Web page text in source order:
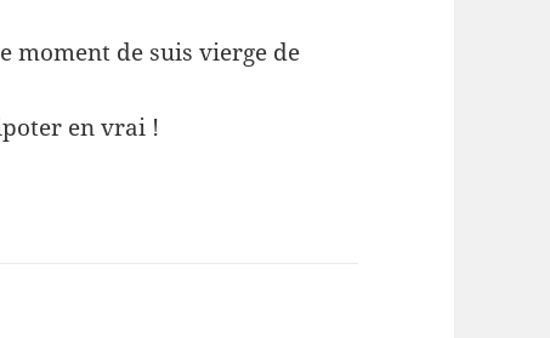
moment de suis vierge de
en vrai !